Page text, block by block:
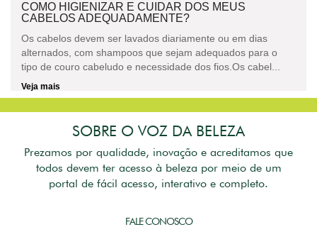
COMO HIGIENIZAR E CUIDAR DOS MEUS
CABELOS ADEQUADAMENTE?
Os cabelos devem ser lavados diariamente ou em dias
alternados, com shampoos que sejam adequados para o
tipo de couro cabeludo e necessidade dos fios.Os cabel...
Veja mais
SOBRE O VOZ DA BELEZA
Prezamos por qualidade, inovação e acreditamos que
todos devem ter acesso à beleza por meio de um
portal de fácil acesso, interativo e completo.
FALE CONOSCO